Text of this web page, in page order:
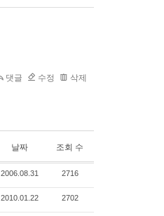
댓글 수정 삭제
날짜 조회 수
2006.08.31 2716
2010.01.22 2702